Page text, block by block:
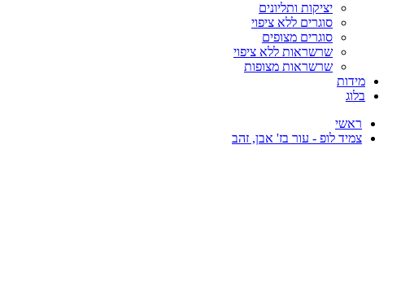
יציקות ותליונים
סוגרים ללא ציפוי
סוגרים מצופים
שרשראות ללא ציפוי
שרשראות מצופות
מידות
בלוג
ראשי
צמיד לופ - עור בז' אבן, זהב